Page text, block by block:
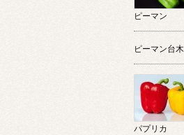
ピーマン
ピーマン台木
パプリカ